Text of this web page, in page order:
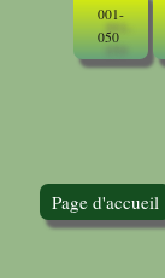
001-
050
Page d'accueil